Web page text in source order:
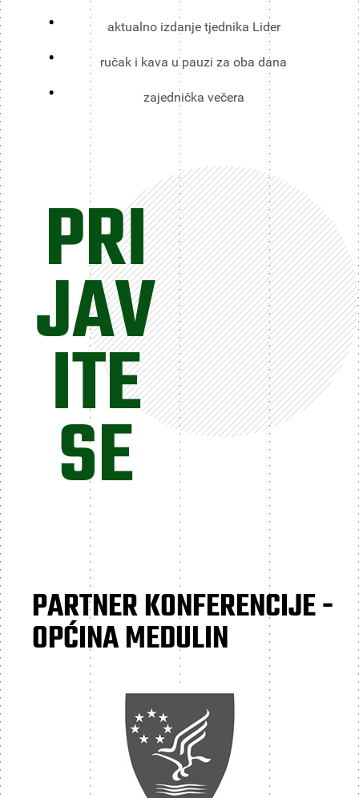
aktualno izdanje tjednika Lider
ručak i kava u pauzi za oba dana
zajednička večera
PRI
JAV
ITE
SE
PARTNER KONFERENCIJE -
OPĆINA MEDULIN